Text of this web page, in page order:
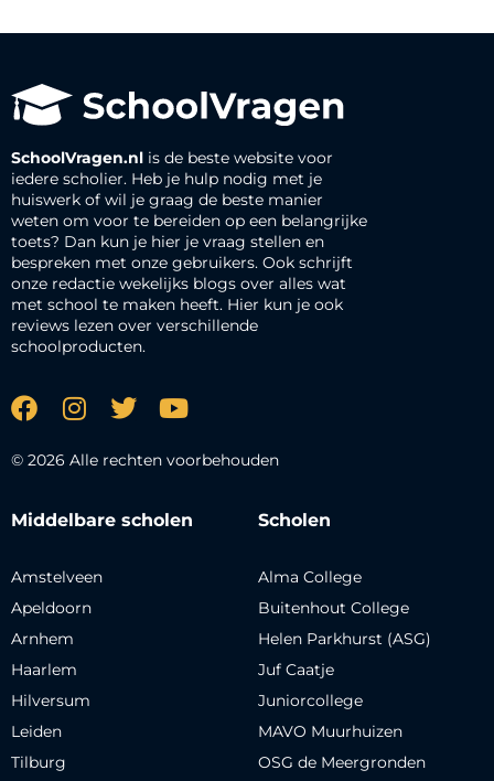
SchoolVragen.nl is de beste website voor
iedere scholier. Heb je hulp nodig met je
huiswerk of wil je graag de beste manier
weten om voor te bereiden op een belangrijke
toets? Dan kun je hier je vraag stellen en
bespreken met onze gebruikers. Ook schrijft
onze redactie wekelijks blogs over alles wat
met school te maken heeft. Hier kun je ook
reviews lezen over verschillende
schoolproducten.
© 2026 Alle rechten voorbehouden
Middelbare scholen
Amstelveen
Apeldoorn
Arnhem
Haarlem
Hilversum
Leiden
Tilburg
Scholen
Alma College
Buitenhout College
Helen Parkhurst (ASG)
Juf Caatje
Juniorcollege
MAVO Muurhuizen
OSG de Meergronden